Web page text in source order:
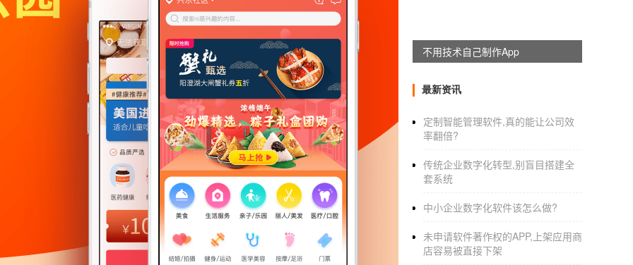
面会有商业专家详细讲解！
一、商城系统的功能：即企业希望客户在小
营销功能：拼团，穗、优惠券、便宜货、红包
此外，企业还可以根据自己的产品挖掘更多
业来决定需求。
不用技术自己制作App
最新资讯
定制智能管理软件,真的能让公司效
率翻倍?
传统企业数字化转型,别盲目搭建全
套系统
中小企业数字化软件该怎么做?
未申请软件著作权的APP,上架应用商
店容易被直接下架